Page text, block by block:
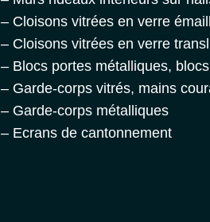
– Cloisons vitrées en verre
– Cloisons vitrées en verre
– Blocs portes métalliques,
– Garde-corps vitrés, mains
– Garde-corps métalliques
– Ecrans de cantonnement